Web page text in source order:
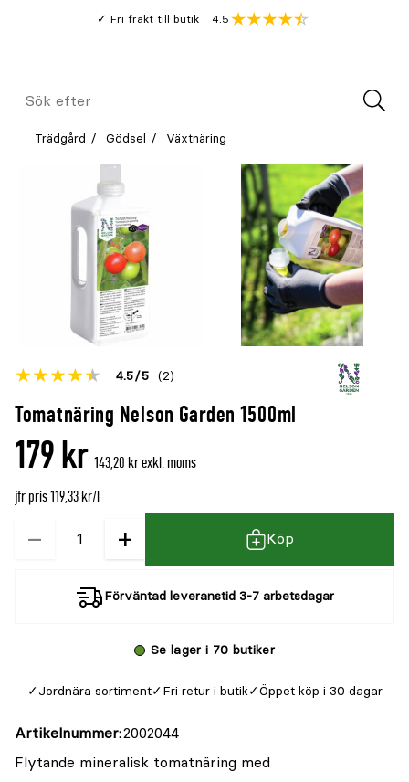
Fri frakt till butik
Genomsnitt
4.5
Meny
Sök
Trädgård Gödsel Växtnäring
Tomatnäring Nelson Garden 1500ml
Betyget
denna
4.5 5 (2)
Öppna
179 kr 143,20 kr exkl. moms
jfr pris 119,33 kr/l
−
Kvantitet + Köp
Förväntad leveranstid 3-7 arbetsdagar
Se lager i 70 butiker
Jordnära sortiment Fri retur i butik Öppet köp i 30 dagar
Artikelnummer 2002044
Flytande mineralisk tomatnäring med